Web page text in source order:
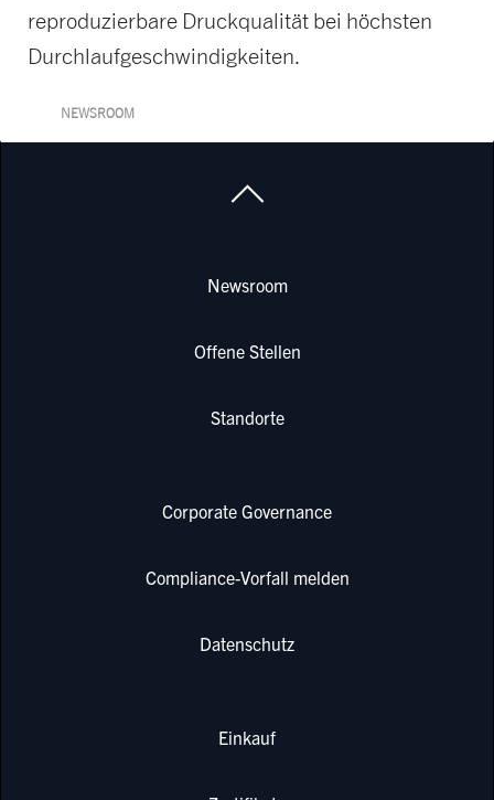
reproduzierbare Druckqualität bei höchsten
Durchlaufgeschwindigkeiten.
NEWSROOM
Newsroom
Offene Stellen
Standorte
Corporate Governance
Compliance-Vorfall melden
Datenschutz
Einkauf